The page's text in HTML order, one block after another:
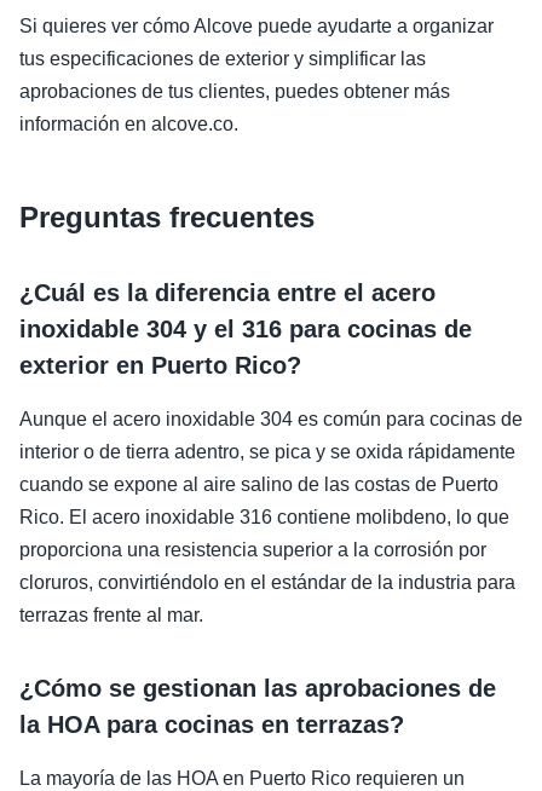
Si quieres ver cómo Alcove puede ayudarte a organizar
tus especificaciones de exterior y simplificar las
aprobaciones de tus clientes, puedes obtener más
información en alcove.co.
Preguntas frecuentes
¿Cuál es la diferencia entre el acero
inoxidable 304 y el 316 para cocinas de
exterior en Puerto Rico?
Aunque el acero inoxidable 304 es común para cocinas de
interior o de tierra adentro, se pica y se oxida rápidamente
cuando se expone al aire salino de las costas de Puerto
Rico. El acero inoxidable 316 contiene molibdeno, lo que
proporciona una resistencia superior a la corrosión por
cloruros, convirtiéndolo en el estándar de la industria para
terrazas frente al mar.
¿Cómo se gestionan las aprobaciones de
la HOA para cocinas en terrazas?
La mayoría de las HOA en Puerto Rico requieren un